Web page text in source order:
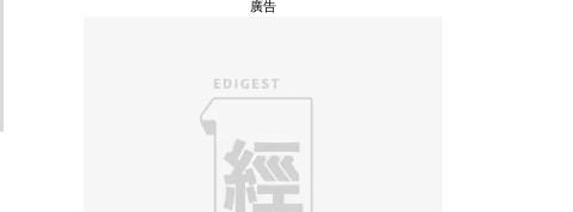
廣告